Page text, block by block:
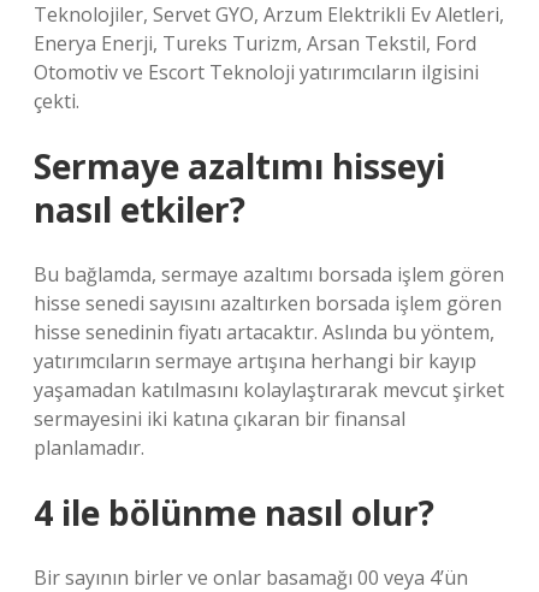
Teknolojiler, Servet GYO, Arzum Elektrikli Ev Aletleri,
Enerya Enerji, Tureks Turizm, Arsan Tekstil, Ford
Otomotiv ve Escort Teknoloji yatırımcıların ilgisini
çekti.
Sermaye azaltımı hisseyi
nasıl etkiler?
Bu bağlamda, sermaye azaltımı borsada işlem gören
hisse senedi sayısını azaltırken borsada işlem gören
hisse senedinin fiyatı artacaktır. Aslında bu yöntem,
yatırımcıların sermaye artışına herhangi bir kayıp
yaşamadan katılmasını kolaylaştırarak mevcut şirket
sermayesini iki katına çıkaran bir finansal
planlamadır.
4 ile bölünme nasıl olur?
Bir sayının birler ve onlar basamağı 00 veya 4’ün